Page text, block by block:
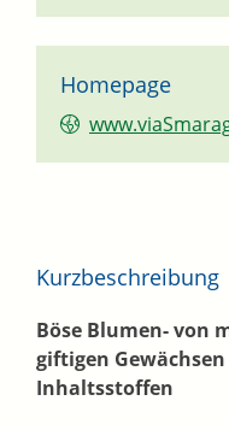
Homepage
Kurzbeschreibung
Böse Blumen- von
giftigen
Inhaltsstoffen